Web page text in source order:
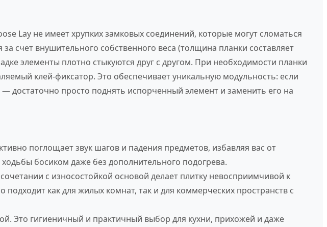
Lay не имеет хрупких замковых соединений, которые могут сломаться
счет внушительного собственного веса (толщина планки составляет
элементы плотно стыкуются друг с другом. При необходимости планки
клей-фиксатор. Это обеспечивает уникальную модульность: если
достаточно просто поднять испорченный элемент и заменить его на
поглощает звук шагов и падения предметов, избавляя вас от
босиком даже без дополнительного подогрева.
с износостойкой основой делает плитку невосприимчивой к
как для жилых комнат, так и для коммерческих пространств с
Это гигиеничный и практичный выбор для кухни, прихожей и даже